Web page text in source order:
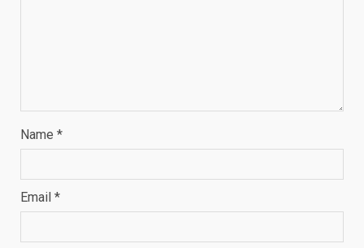
Name *
Email *